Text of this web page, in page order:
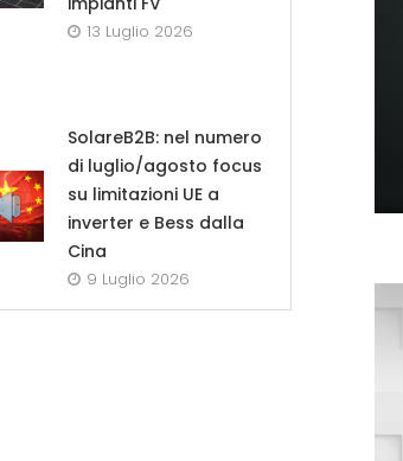
13 Luglio 2026
SolareB2B: nel numero
di luglio/agosto focus
su limitazioni UE a
inverter e Bess dalla
Cina
9 Luglio 2026